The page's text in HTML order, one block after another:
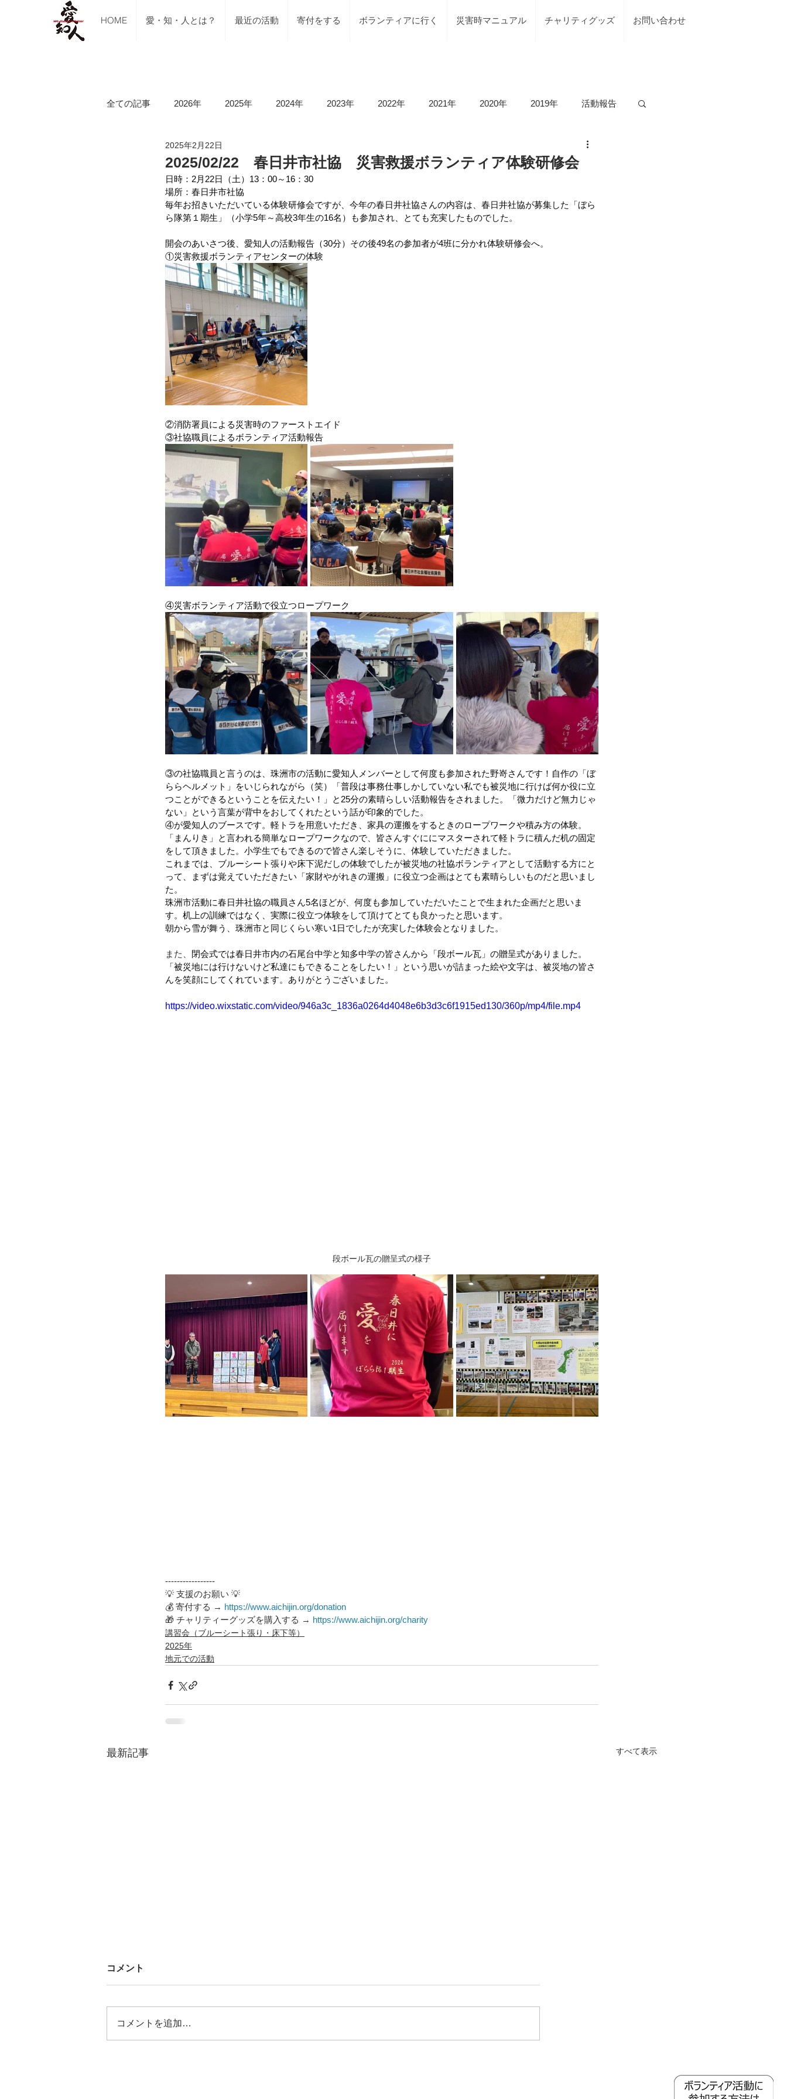
HOME 愛・知・人とは？ 最近の活動 寄付をする ボランティアに行く 災害時マニュアル チャリティグッズ お問い合わせ
全ての記事 2026年 2025年 2024年 2023年 2022年 2021年 2020年 2019年 活動報告
ご支援のご報告 メディア掲載情報
講習会（ブルーシート張り・床下等）
令和5年山口県美祢市豪雨水害 令和5年台風2号（沼津市） 令和5年石川県能登半島地震
令和４年台風１５号（静岡市清水区） 令和4年8月豪雨(新潟県村上市）
令和3年8月豪雨 令和3年7月豪雨 令和2年7月豪雨
令和元年九州北部豪雨
2025/02/22 春日井市社協 災害救援ボランティア体験研修会
2025年2月22日
日時：2月22日（土）13：00～16：30
場所：春日井市社協
毎年お招きいただいている体験研修会ですが、今年の春日井社協さんの内容は、春日井社協が募集した「ぼら
ら隊第１期生」（小学5年～高校3年生の16名）も参加され、とても充実したものでした。
開会のあいさつ後、愛知人の活動報告（30分）その後49名の参加者が4班に分かれ体験研修会へ。
①災害救援ボランティアセンターの体験
②消防署員による災害時のファーストエイド
③社協職員によるボランティア活動報告
④災害ボランティア活動で役立つロープワーク
③の社協職員と言うのは、珠洲市の活動に愛知人メンバーとして何度も参加された野嵜さんです！自作の「ぼ
ららヘルメット」をいじられながら（笑）「普段は事務仕事しかしていない私でも被災地に行けば何か役に立
つことができるということを伝えたい！」と25分の素晴らしい活動報告をされました。「微力だけど無力じゃ
ない」という言葉が背中をおしてくれたという話が印象的でした。
④が愛知人のブースです。軽トラを用意いただき、家具の運搬をするときのロープワークや積み方の体験。
「まんりき」と言われる簡単なロープワークなので、皆さんすぐににマスターされて軽トラに積んだ机の固定
をして頂きました。小学生でもできるので皆さん楽しそうに、体験していただきました。
これまでは、ブルーシート張りや床下泥だしの体験でしたが被災地の社協ボランティアとして活動する方にと
って、まずは覚えていただきたい「家財やがれきの運搬」に役立つ企画はとても素晴らしいものだと思いまし
た。
珠洲市活動に春日井社協の職員さん5名ほどが、何度も参加していただいたことで生まれた企画だと思いま
す。机上の訓練ではなく、実際に役立つ体験をして頂けてとても良かったと思います。
朝から雪が舞う、珠洲市と同じくらい寒い1日でしたが充実した体験会となりました。
また、 閉会式では春日井市内の石尾台中学と知多中学の皆さんから「段ボール瓦」の贈呈式がありました。
「被災地には行けないけど私達にもできることをしたい！」という思いが詰まった絵や文字は、被災地の皆さ
んを笑顔にしてくれています。ありがとうございました。
https://video.wixstatic.com/video/946a3c_1836a0264d4048e6b3d3c6f1915ed130/360p/mp4/file.mp4
段ボール瓦の贈呈式の様子
-----------------
💡 支援のお願い 💡
💰 寄付する → https://www.aichijin.org/donation
🎁 チャリティーグッズを購入する → https://www.aichijin.org/charity
講習会（ブルーシート張り・床下等）
2025年
地元での活動
最新記事 すべて表示
コメント
コメントを追加…